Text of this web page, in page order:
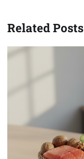
Related Posts